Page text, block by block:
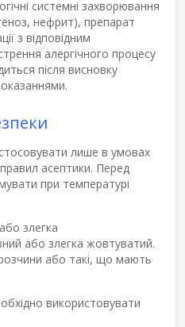
системні захворювання
нефрит), препарат
з відповідним
алергічного процесу
після висновку
лише в умовах
асептики. Перед
при температурі
злегка
або злегка жовтуватий.
або такі, що мають
використовувати